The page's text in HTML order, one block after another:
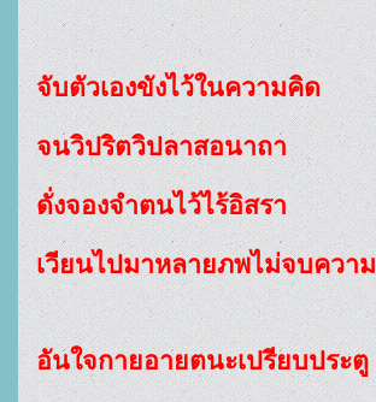
จับตัวเองขังไว้ในความคิด
จนวิปริตวิปลาสอนาถา
ดั่งจองจำตนไว้ไร้อิสรา
เวียนไปมาหลายภพไม่จบความ
อันใจกายอายตนะเปรียบประตู